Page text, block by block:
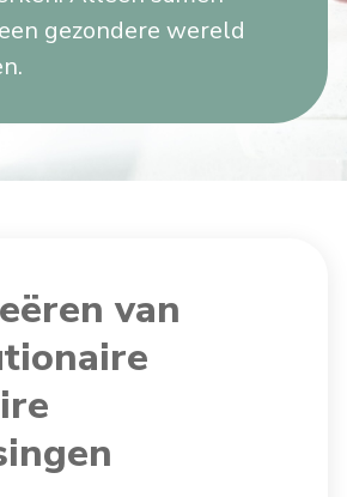
gezondere wereld
van